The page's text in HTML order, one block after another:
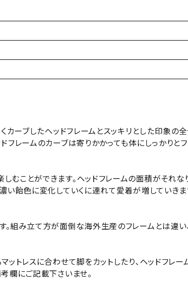
カーブしたヘッドフレームとスッキリとした印象
レームのカーブは寄りかかっても体にしっかりと
ことができます。ヘッドフレームの面積がそれ
飴色に変化していくに連れて愛着が増していきま
。組み立て方が面倒な海外生産のフレームとは違
トレスに合わせて脚をカットしたり、ヘッドフレ
欄にご記載下さいませ。